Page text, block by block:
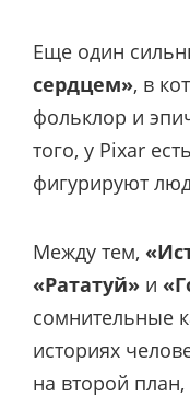
Еще один
сердцем», в
фольклор и
того, у Pixar есть
фигурируют
Между тем,
«Рататуй» и
сомнительные
историях
на второй